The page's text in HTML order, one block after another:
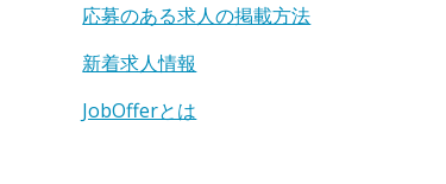
応募のある求人の掲載方法
新着求人情報
JobOfferとは